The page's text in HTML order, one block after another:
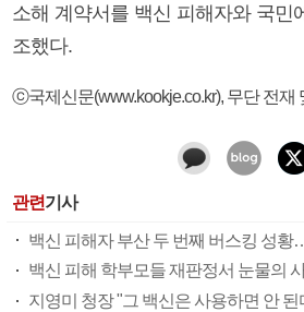
소해 계약서를 백신 피해자와 국민
조했다.
ⓒ국제신문(www.kookje.co.kr), 무단 전재
관련기사